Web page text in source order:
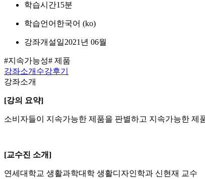
학습시간15분
학습언어 한국어 ‎(ko)‎
강좌개설일2021년 06월
#지속가능성# 제품
강좌소개 수강후기
강좌소개
[강의 요약]
소비자들이 지속가능한 제품을 판별하고 지속가능한 제
[교수진 소개]
연세대학교 생활과학대학 생활디자인학과 신현재 교수